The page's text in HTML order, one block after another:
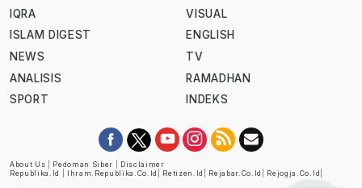
IQRA
ISLAM DIGEST
NEWS
ANALISIS
SPORT
VISUAL
ENGLISH
TV
RAMADHAN
INDEKS
About Us Pedoman Siber
Disclaimer
Republika.id
Ihram.republika.co.id Retizen.id Rejabar.co.id Rejogja.co.id